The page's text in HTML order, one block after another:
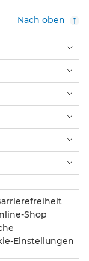
Nach oben
Shop
Einstellungen